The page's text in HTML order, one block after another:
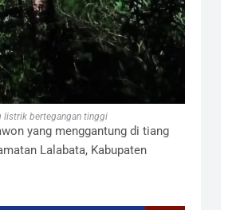
listrik bertegangan tinggi
yang menggantung di tiang
Lalabata, Kabupaten